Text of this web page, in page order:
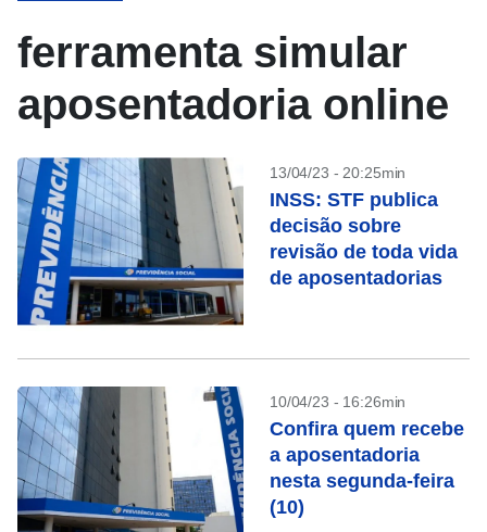
ferramenta simular
aposentadoria online
13/04/23 - 20:25min
INSS: STF publica
decisão sobre
revisão de toda vida
de aposentadorias
10/04/23 - 16:26min
Confira quem recebe
a aposentadoria
nesta segunda-feira
(10)